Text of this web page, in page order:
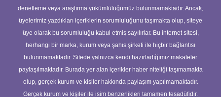
denetleme veya araştırma yükümlülüğümüz bulunmamaktadır. Ancak,
üyelerimiz yazdıkları içeriklerin sorumluluğunu taşımakta olup, siteye
üye olarak bu sorumluluğu kabul etmiş sayılırlar. Bu internet sitesi,
herhangi bir marka, kurum veya şahıs şirketi ile hiçbir bağlantısı
bulunmamaktadır. Sitede yalnızca kendi hazırladığımız makaleler
paylaşılmaktadır. Burada yer alan içerikler haber niteliği taşımamakta
olup, gerçek kurum ve kişiler hakkında paylaşım yapılmamaktadır.
Gerçek kurum ve kişiler ile isim benzerlikleri tamamen tesadüfidir.